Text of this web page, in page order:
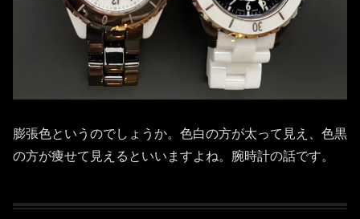
膨張色というのでしょうか。色白の方が太って見え、色黒
の方が痩せて見えるといいますよね。腕時計の話です。